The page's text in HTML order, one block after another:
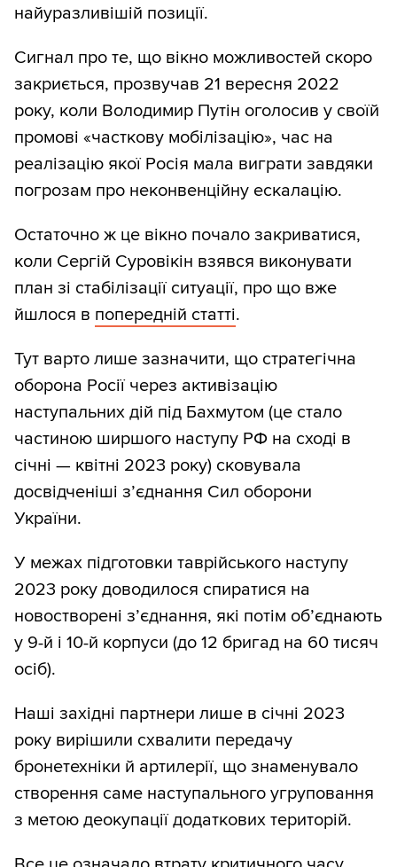
найуразливішій позиції.
Сигнал про те, що вікно можливостей скоро
закриється, прозвучав 21 вересня 2022
року, коли Володимир Путін оголосив у своїй
промові «часткову мобілізацію», час на
реалізацію якої Росія мала виграти завдяки
погрозам про неконвенційну ескалацію.
Остаточно ж це вікно почало закриватися,
коли Сергій Суровікін взявся виконувати
план зі стабілізації ситуації, про що вже
йшлося в попередній статті.
Тут варто лише зазначити, що стратегічна
оборона Росії через активізацію
наступальних дій під Бахмутом (це стало
частиною ширшого наступу РФ на сході в
січні — квітні 2023 року) сковувала
досвідченіші з’єднання Сил оборони
України.
У межах підготовки таврійського наступу
2023 року доводилося спиратися на
новостворені з’єднання, які потім об’єднають
у 9-й і 10-й корпуси (до 12 бригад на 60 тисяч
осіб).
Наші західні партнери лише в січні 2023
року вирішили схвалити передачу
бронетехніки й артилерії, що знаменувало
створення саме наступального угруповання
з метою деокупації додаткових територій.